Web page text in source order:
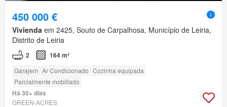
450 000 €
Vivienda em 2425, Souto de Carpalhosa, Município de Leiria,
Distrito de Leiria
2 164 m²
Garajem Ar Condicionado Cozinha equipada
Parcialmente mobiliado
Há 30+ dias
GREEN-ACRES